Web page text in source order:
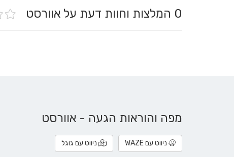
0 המלצות וחוות דעת על אוורסט
מפה והוראות הגעה - אוורסט
ניווט עם WAZE ניווט עם גוגל